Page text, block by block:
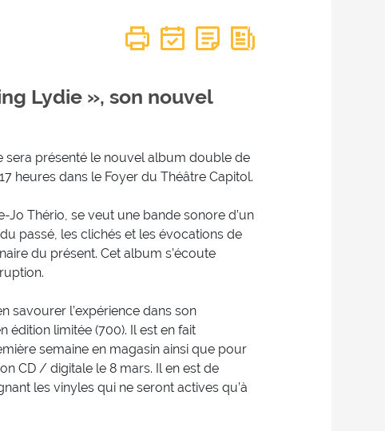
Lydie », son nouvel
sera présenté le nouvel album double de
heures dans le Foyer du Théâtre Capitol.
Jo Thério, se veut une bande sonore d’un
passé, les clichés et les évocations de
du présent. Cet album s’écoute
savourer l’expérience dans son
édition limitée (700). Il est en fait
semaine en magasin ainsi que pour
CD / digitale le 8 mars. Il en est de
les vinyles qui ne seront actives qu’à